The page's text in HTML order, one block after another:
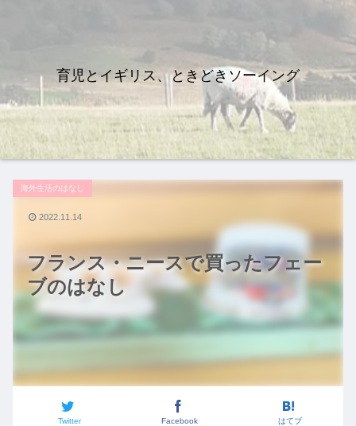
育児とイギリス、ときどきソーイング
フランス・ニースで買ったフェー
ブのはなし
海外生活のはなし
Twitter Facebook はてブ
2022.11.14